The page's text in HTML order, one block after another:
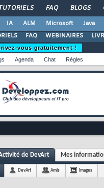
FAQ BLOGS
IA ALM Microsoft Java
FAQ WEBINAIRES
vous gratuitement !
Agenda Chat Règles
de DevArt Mes
DevArt Amis Images